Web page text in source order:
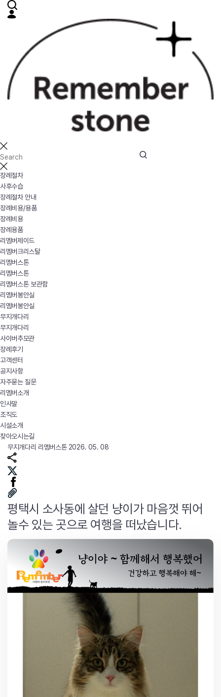
장례절차
사후수습
장례절차 안내
장례비용/용품
장례비용
장례용품
리멤버제이드
리멤버크리스탈
리멤버스톤
리멤버스톤
리멤버스톤 보관함
리멤버봉안실
리멤버봉안실
무지개다리
무지개다리
사이버추모관
장례후기
고객센터
공지사항
자주묻는 질문
리멤버소개
인사말
조직도
시설소개
찾아오시는길
무지개다리 리멤버스톤 2026. 05. 08
평택시 소사동에 살던 냥이가 마음껏 뛰어
놀수 있는 곳으로 여행을 떠났습니다.